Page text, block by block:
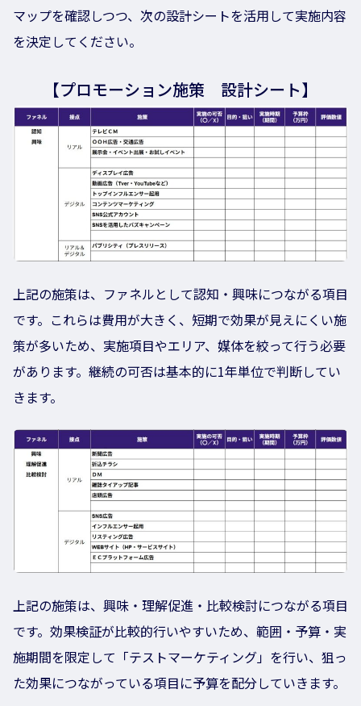
マップを確認しつつ、次の設計シートを活用して実施内容
を決定してください。
【プロモーション施策 設計シート】
上記の施策は、ファネルとして認知・興味につながる項目
です。これらは費用が大きく、短期で効果が見えにくい施
策が多いため、実施項目やエリア、媒体を絞って行う必要
があります。継続の可否は基本的に1年単位で判断してい
きます。
上記の施策は、興味・理解促進・比較検討につながる項目
です。効果検証が比較的行いやすいため、範囲・予算・実
施期間を限定して「テストマーケティング」を行い、狙っ
た効果につながっている項目に予算を配分していきます。